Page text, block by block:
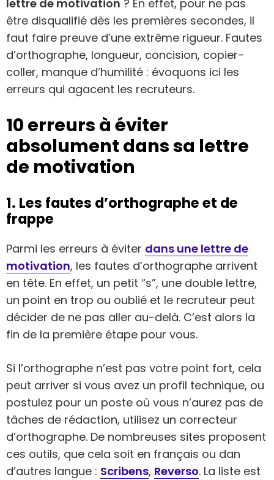
lettre de motivation ? En effet, pour ne pas
être disqualifié dès les premières secondes, il
faut faire preuve d’une extrême rigueur. Fautes
d’orthographe, longueur, concision, copier-
coller, manque d’humilité : évoquons ici les
erreurs qui agacent les recruteurs.
10 erreurs à éviter
absolument dans sa lettre
de motivation
1. Les fautes d’orthographe et de
frappe
Parmi les erreurs à éviter dans une lettre de
motivation, les fautes d’orthographe arrivent
en tête. En effet, un petit “s”, une double lettre,
un point en trop ou oublié et le recruteur peut
décider de ne pas aller au-delà. C’est alors la
fin de la première étape pour vous.
Si l’orthographe n’est pas votre point fort, cela
peut arriver si vous avez un profil technique, ou
postulez pour un poste où vous n’aurez pas de
tâches de rédaction, utilisez un correcteur
d’orthographe. De nombreuses sites proposent
ces outils, que cela soit en français ou dan
d’autres langue : Scribens, Reverso. La liste est